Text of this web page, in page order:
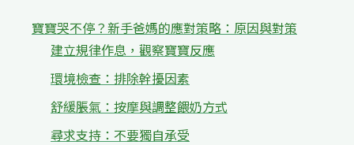
寶寶哭不停？新手爸媽的應對策略：原因與對策
建立規律作息，觀察寶寶反應
環境檢查：排除幹擾因素
舒緩脹氣：按摩與調整餵奶方式
尋求支持：不要獨自承受